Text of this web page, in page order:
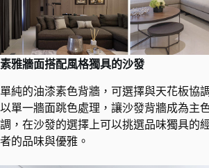
素雅牆面搭配風格獨具的沙發
單純的油漆素色背牆，可選擇與天花板協
以單一牆面跳色處理，讓沙發背牆成為主
調，在沙發的選擇上可以挑選品味獨具的
者的品味與優雅。